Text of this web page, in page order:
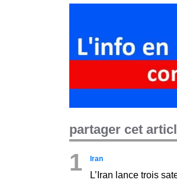
partager cet
1 Iran
L’Iran lance trois